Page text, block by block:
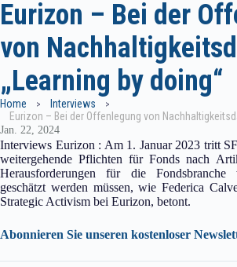
Eurizon – Bei der
von
„Learning by doing“
Home
Interviews
Jan. 22, 2024
Interviews Eurizon : Am 1. Januar 2023 tritt
weitergehende Pflichten für Fonds nach
Herausforderungen für die
geschätzt werden müssen, wie Federica
Strategic Activism bei Eurizon, betont.
Abonnieren Sie unseren kostenloser